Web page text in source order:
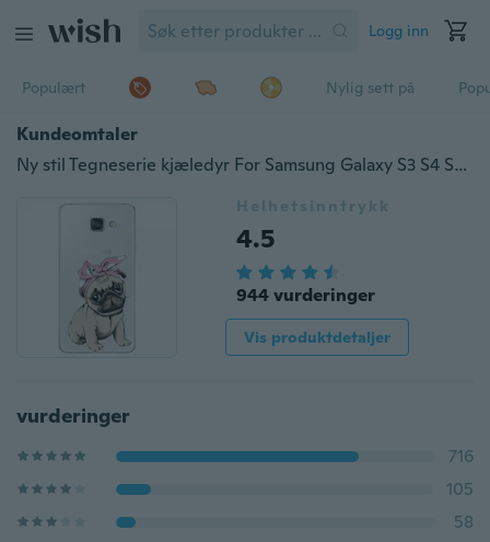
Logg inn
Populært Nylig sett på
Kundeomtaler
Ny stil Tegneserie kjæledyr For Samsung Galaxy S3 S4 S5 S6 S7 Edge S8 S9 Plus A3 A5 A7 2016 2015 2017 J1 J2 J3 J5 J7 Grand Prime For iPhone X 8 4 4S 5C 5 5S SE 5C 6 6S 7 Plus
Helhetsinntrykk
4.5
944 vurderinger
Vis produktdetaljer
vurderinger
716
105
58